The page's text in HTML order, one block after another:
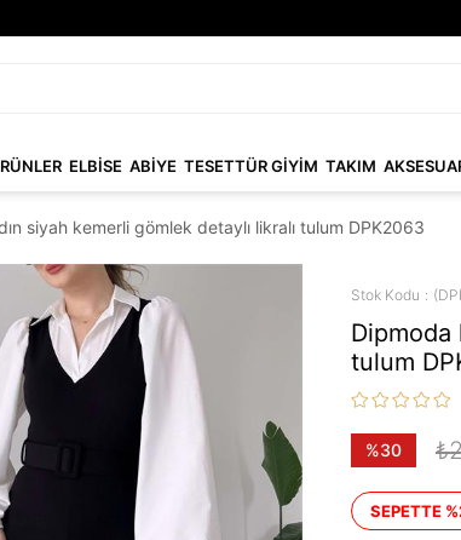
ELBİSE ABİYE TESETTÜR GİYİM TAKIM
siyah kemerli gömlek detaylı likralı tulum DPK2063
Stok Kodu
Dipmoda
tulum
%30
SEPETTE